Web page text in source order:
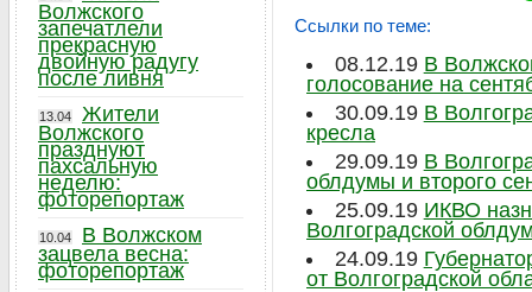
Ссылки по теме:
08.12.19 В
голосование на
30.09.19 В
кресла
29.09.19 В
облдумы и второго
25.09.19 ИКВО
Волгоградской
24.09.19
от Волгоградской
Волжского
запечатлели
прекрасную
двойную радугу
после ливня
13.04
Жители
Волжского
празднуют
пахсальную
неделю:
фоторепортаж
10.04
В Волжском
зацвела весна:
фоторепортаж